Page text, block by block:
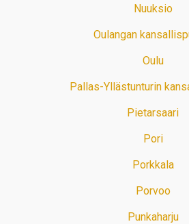
Nuuksio
Oulangan
Oulu
Pallas-Yllästunturin
Pietarsaari
Pori
Porkkala
Porvoo
Punkaharju